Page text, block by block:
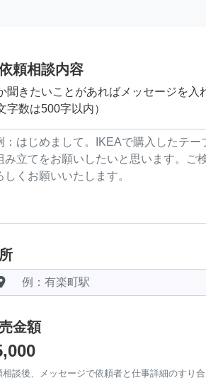
頼相談内容
聞きたいことがあればメッセージを入
字数は500字以内）
金額
相談後、メッセージで依頼者と仕事詳細のすり合